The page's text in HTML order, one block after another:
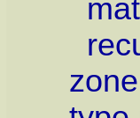
zone